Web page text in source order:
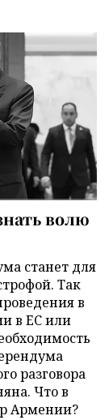
волю
станет для
Так
в
в ЕС или
разговора
Что в
Армении?